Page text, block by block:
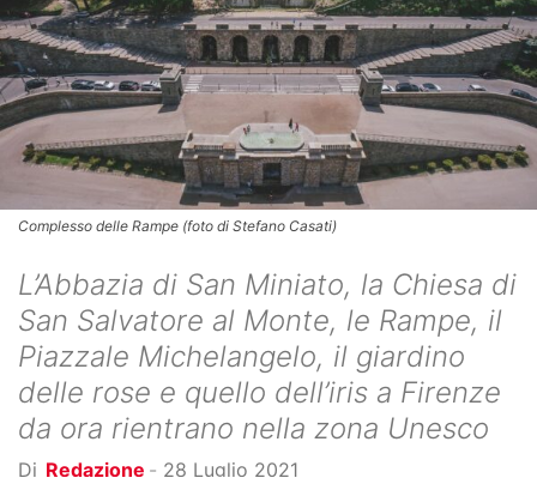
Complesso delle Rampe (foto di Stefano Casati)
L’Abbazia di San Miniato, la Chiesa di
San Salvatore al Monte, le Rampe, il
Piazzale Michelangelo, il giardino
delle rose e quello dell’iris a Firenze
da ora rientrano nella zona Unesco
Di Redazione - 28 Luglio 2021